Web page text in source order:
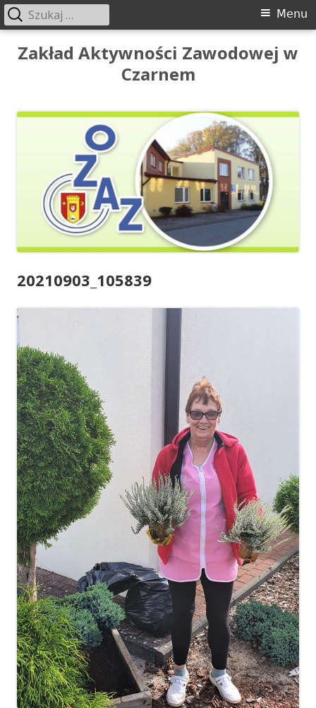
Przeskocz
Zakład Aktywności Zawodowej w
Czarnem
Menu
główne
Menu
Szukaj:
20210903_105839